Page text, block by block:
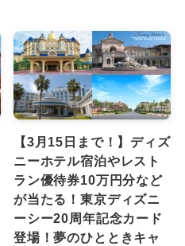
【3月15日まで！】ディズ
ニーホテル宿泊やレスト
ラン優待券10万円分など
が当たる！東京ディズニ
ーシー20周年記念カード
登場！夢のひとときキャ